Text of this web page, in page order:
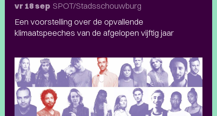
vr 18 sep SPOT/Stadsschouwburg
Een voorstelling over de opvallende
klimaatspeeches van de afgelopen vijftig jaar